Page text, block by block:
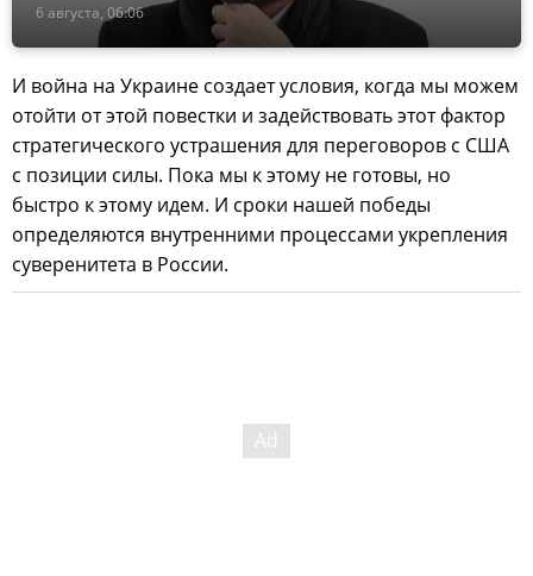
6 августа, 06:06
И война на Украине создает условия, когда мы можем
отойти от этой повестки и задействовать этот фактор
стратегического устрашения для переговоров с США
с позиции силы. Пока мы к этому не готовы, но
быстро к этому идем. И сроки нашей победы
определяются внутренними процессами укрепления
суверенитета в России.